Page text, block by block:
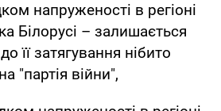
напруженості в регіоні
Білорусі – залишається
її затягування нібито
"партія війни",